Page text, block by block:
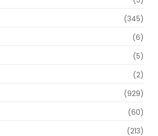
(345)
(6)
(5)
(2)
(929)
(60)
(213)